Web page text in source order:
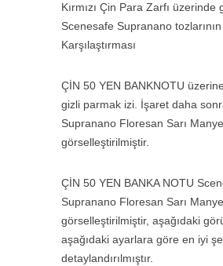
Kırmızı Çin Para Zarfı üzerinde
Scenesafe Supranano
Karşılaştırması
ÇİN 50 YEN BANKNOTU üzerine
gizli parmak izi. İşaret daha
Supranano Floresan Sarı
görselleştirilmiştir.
ÇİN 50 YEN BANKA NOTU
Supranano Floresan Sarı
görselleştirilmiştir, aşağıdaki
aşağıdaki ayarlara göre en iyi
detaylandırılmıştır.